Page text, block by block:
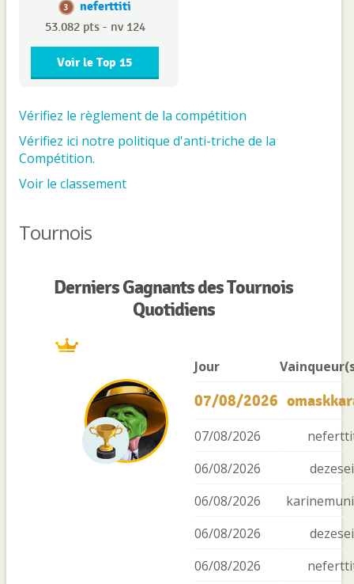
3 neferttiti
53.082 pts - nv 124
Voir le Top 15
Vérifiez le règlement de la compétition
Vérifiez ici notre politique d'anti-triche de la
Compétition.
Voir le classement
Tournois
Derniers Gagnants des Tournois
Quotidiens
Jour
07/08/2026
07/08/2026
06/08/2026
06/08/2026
06/08/2026
06/08/2026